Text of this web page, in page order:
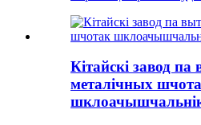
Кітайскі завод па
металічных